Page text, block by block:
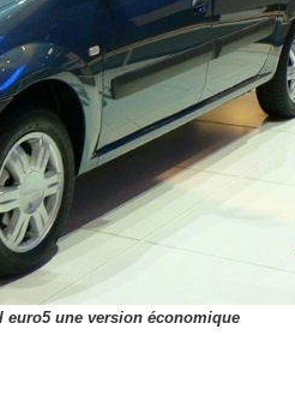
euro5 une version économique